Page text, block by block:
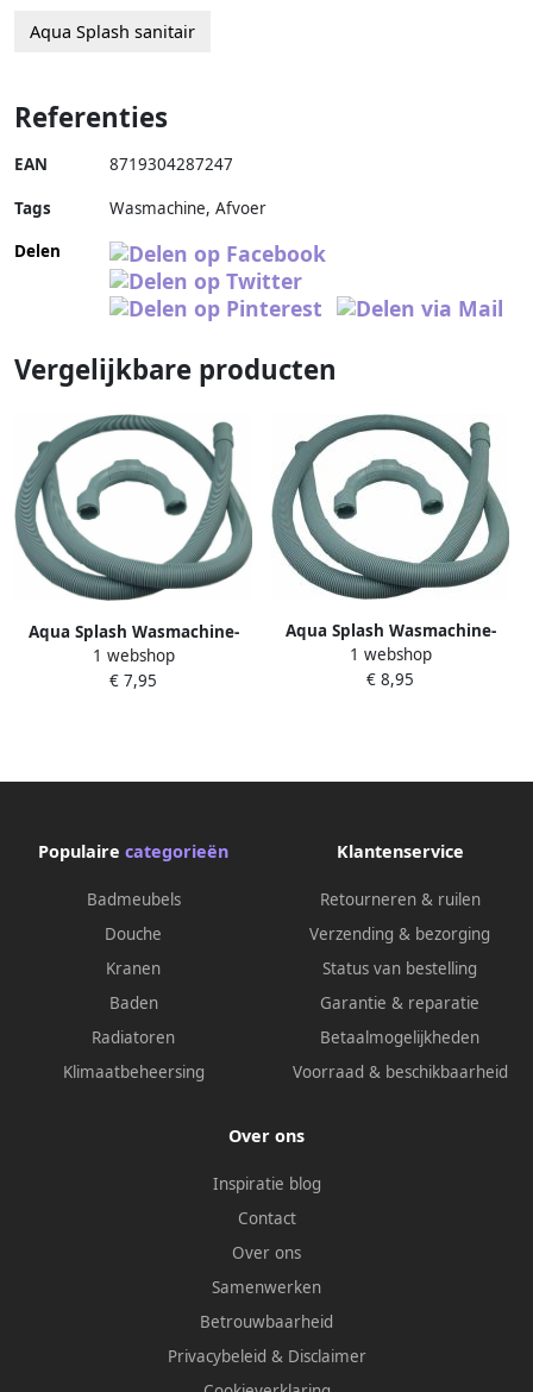
Aqua Splash sanitair
Referenties
EAN 8719304287247
Tags
Wasmachine, Afvoer
Delen
Vergelijkbare producten
Aqua Splash Wasmachine-
Afvoerslang 150 cm
1 webshop
€ 7,95
Aqua Splash Wasmachine-
Afvoerslang 250 cm
1 webshop
€ 8,95
Populaire categorieën
Badmeubels
Douche
Kranen
Baden
Radiatoren
Klimaatbeheersing
Klantenservice
Retourneren & ruilen
Verzending & bezorging
Status van bestelling
Garantie & reparatie
Betaalmogelijkheden
Voorraad & beschikbaarheid
Over ons
Inspiratie blog
Contact
Over ons
Samenwerken
Betrouwbaarheid
Privacybeleid & Disclaimer